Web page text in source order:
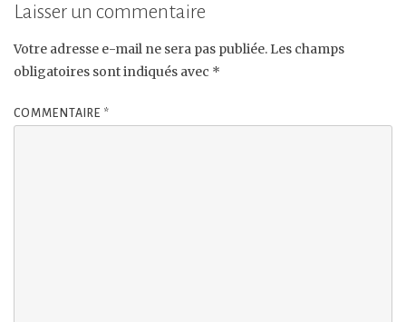
Laisser un commentaire
Votre adresse e-mail ne sera pas publiée. Les champs
obligatoires sont indiqués avec *
COMMENTAIRE *